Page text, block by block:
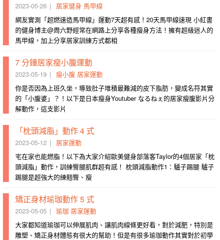
2023-05-26 居家健身 馬甲線
網友實測「超燃速造馬甲線」運動7天超有感！20天馬甲線速現 小紅書
的健身博主@周六野經常在網路上分享各種瘦身方法！擁有超級迷人的
馬甲線，加上分享居家訓練方式都相
7 分鐘居家瘦小腹運動
2023-05-19 瘦小腹 居家運動
你是否因為上班久坐，導致肚子堆積最難減的皮下脂肪，變成名符其實
的「小腹婆」？！以下是日本瘦身Youtuber なるねぇ的居家瘦腹影片分
解動作，這支影片
「枕頭減脂」動作 4 式
2023-05-12
居家運動
宅在家也能燃脂！以下為大家介紹歐美健身部落客Taylor的4個居家「枕
頭減脂」動作，訓練臀腿肌群超有感！ 枕頭減脂動作1：驢子踢腿 驢子
踢腿是超強大的練翹臀、瘦
矯正身材瑜珈動作 5 式
2023-05-05 瑜珈 居家運動
大家都知道瑜珈可以伸展肌肉、讓肌肉線條更好看，對於減肥，特別是
雕塑、矯正身材體態有很大的幫助！但是有很多瑜珈動作其實對於初學